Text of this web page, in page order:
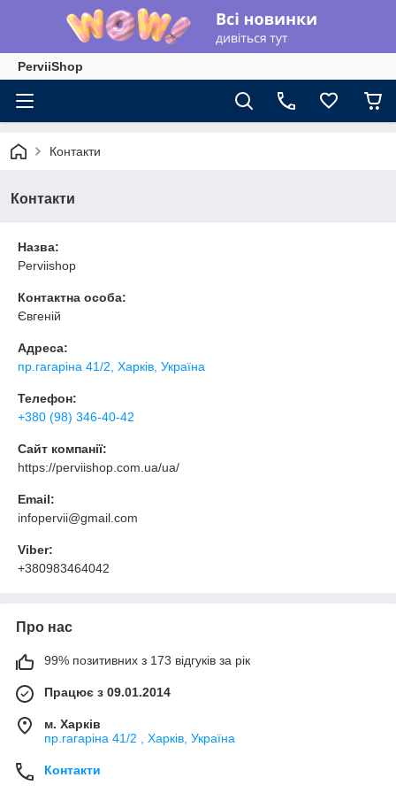
PerviiShop
Контакти
Контакти
Назва:
Perviishop
Контактна особа:
Євгеній
Адреса:
пр.гагаріна 41/2, Харків, Україна
Телефон:
+380 (98) 346-40-42
Сайт компанії:
https://perviishop.com.ua/ua/
Email:
infopervii@gmail.com
Viber:
+380983464042
Про нас
99% позитивних з 173 відгуків за рік
Працює з 09.01.2014
м. Харків
пр.гагаріна 41/2 , Харків, Україна
Контакти